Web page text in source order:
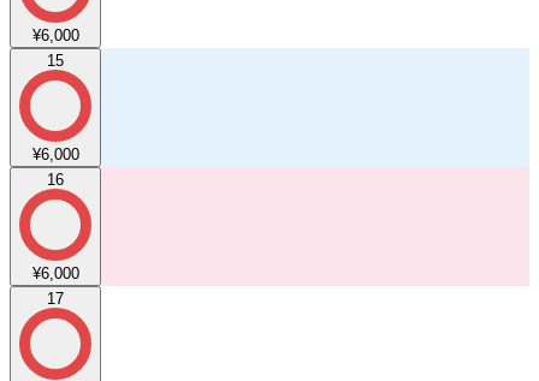
¥6,000
15
¥6,000
16
¥6,000
17